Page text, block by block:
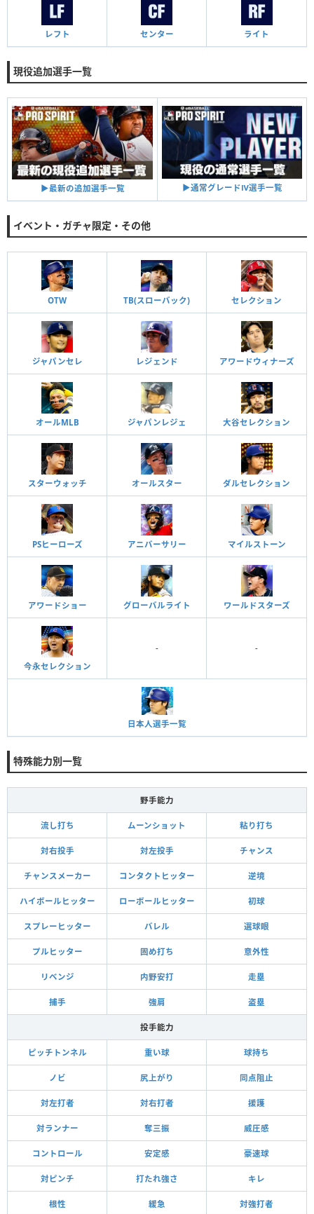
レフト センター ライト
現役追加選手一覧
▶︎最新の追加選手一覧 ▶︎通常グレードⅣ選手一覧
イベント・ガチャ限定・その他
OTW TB(スローバック) セレクション
ジャパンセレ レジェンド アワードウィナーズ
オールMLB ジャパンレジェ 大谷セレクション
スターウォッチ オールスター ダルセレクション
PSヒーローズ アニバーサリー マイルストーン
アワードショー グローバルライト ワールドスターズ
今永セレクション
- -
日本人選手一覧
特殊能力別一覧
野手能力
流し打ち ムーンショット 粘り打ち
対右投手 対左投手 チャンス
チャンスメーカー コンタクトヒッター 逆境
ハイボールヒッター ローボールヒッター 初球
スプレーヒッター バレル 選球眼
プルヒッター 固め打ち 意外性
リベンジ 内野安打 走塁
捕手 強肩 盗塁
投手能力
ピッチトンネル 重い球 球持ち
ノビ 尻上がり 同点阻止
対左打者 対右打者 援護
対ランナー 奪三振 威圧感
コントロール 安定感 豪速球
対ピンチ 打たれ強さ キレ
根性 緩急 対強打者